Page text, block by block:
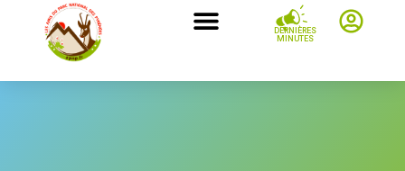
DERNIÈRES
MINUTES